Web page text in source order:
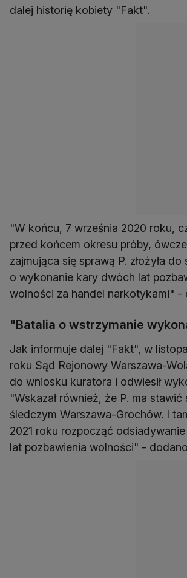
dalej historię kobiety "Fakt".
"W końcu, 7 września 2020 roku,
przed końcem okresu próby,
zajmująca się sprawą P. złożyła
o wykonanie kary dwóch lat
wolności za handel narkotykami" -
"Batalia o wstrzymanie
Jak informuje dalej "Fakt", w
roku Sąd Rejonowy Warszawa-
do wniosku kuratora i odwiesił
"Wskazał również, że P. ma stawić
śledczym Warszawa-Grochów. I
2021 roku rozpocząć
lat pozbawienia wolności" -